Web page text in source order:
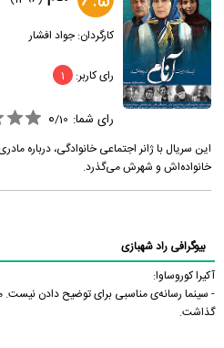
کارگردان:جواد افشار
رای کاربر: 1
رای شما: 0/10
این سریال با ژانر اجتماعی خانوادگی، درباره
خانواده‌اش و شهرش می‌گذرد.
بیوگرافی راد شهبازی
آکیرا کوروساوا:
- سینما رسانه‌ی مناسبی برای توضیح دادن نیست.
گذاشت.